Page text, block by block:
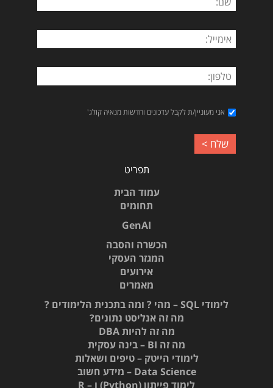
אני מעוניין/ת לקבל עדכונים וחדשות מנאיה קולג'
תפריט
עמוד הבית
תחומים
GenAI
הכשרה והסבה
המגזר העסקי
אירועים
מאמרים
לימודי SQL – מהי ? ומה בתכנית הלימודים ?
מה זה אנליסט נתונים?
מה זה להיות DBA
מה זה BI – בינה עסקית
לימודי הייטק – טיפים ושאלות
Data Science – מידע חשוב
לימוד פייתון (Python) ו – R